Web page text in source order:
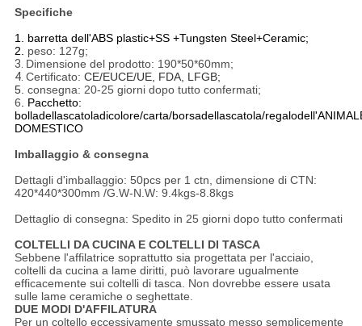
Specifiche
1. barretta dell'ABS plastic+SS +Tungsten Steel+Ceramic;
2. peso: 127g;
3. Dimensione del prodotto: 190*50*60mm;
4. Certificato: CE/EUCE/UE, FDA, LFGB;
5. consegna: 20-25 giorni dopo tutto confermati;
6. Pacchetto:
bolladellascatoladicolore/carta/borsadellascatola/
DOMESTICO
Imballaggio & consegna
Dettagli d'imballaggio: 50pcs per 1 ctn, dimensione di CTN:
420*440*300mm /G.W-N.W: 9.4kgs-8.8kgs
Dettaglio di consegna: Spedito in 25 giorni dopo tutto confermati
COLTELLI DA CUCINA E COLTELLI DI TASCA
Sebbene l'affilatrice soprattutto sia progettata per l'acciaio,
coltelli da cucina a lame diritti, può lavorare ugualmente
efficacemente sui coltelli di tasca. Non dovrebbe essere usata
sulle lame ceramiche o seghettate.
DUE MODI D'AFFILATURA
Per un coltello eccessivamente smussato messo semplicemente